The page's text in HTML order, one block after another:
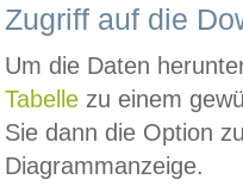
Zugriff auf die
Um die Daten
Tabelle zu einem
Sie dann die Option
Diagrammanzeige.